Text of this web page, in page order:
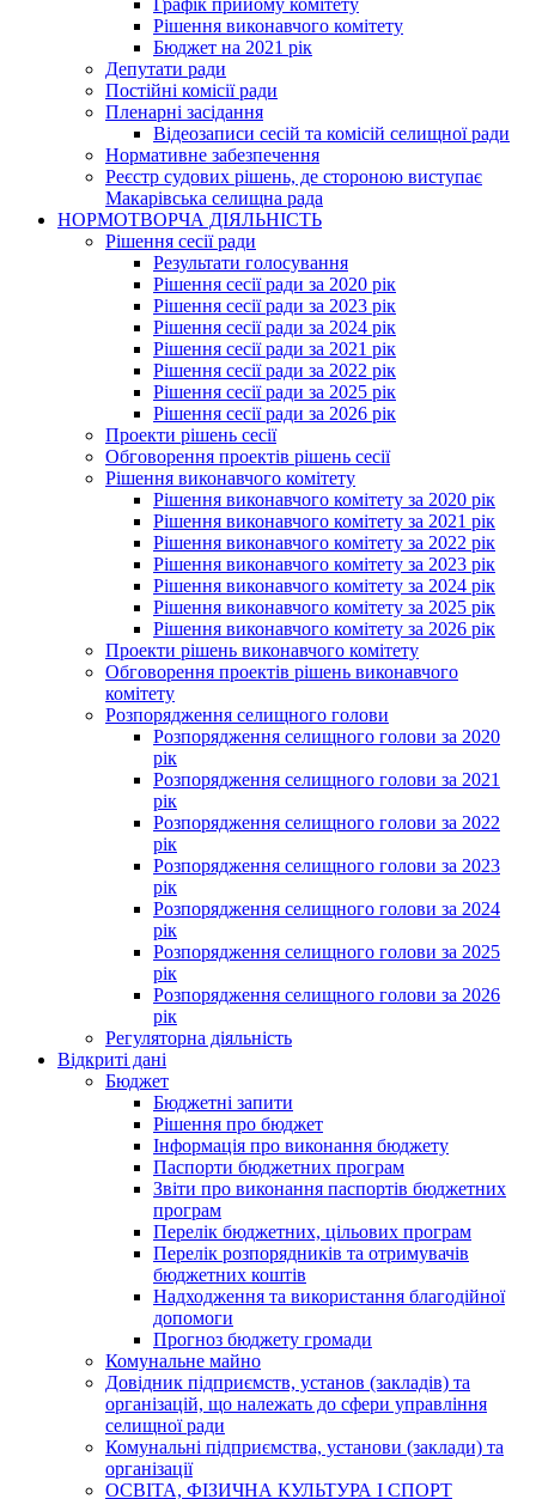
Графік прийому комітету
Рішення виконавчого комітету
Бюджет на 2021 рік
Депутати ради
Постійні комісії ради
Пленарні засідання
Відеозаписи сесій та комісій селищної ради
Нормативне забезпечення
Реєстр судових рішень, де стороною виступає
Макарівська селищна рада
НОРМОТВОРЧА ДІЯЛЬНІСТЬ
Рішення сесії ради
Результати голосування
Рішення сесії ради за 2020 рік
Рішення сесії ради за 2023 рік
Рішення сесії ради за 2024 рік
Рішення сесії ради за 2021 рік
Рішення сесії ради за 2022 рік
Рішення сесії ради за 2025 рік
Рішення сесії ради за 2026 рік
Проекти рішень сесії
Обговорення проектів рішень сесії
Рішення виконавчого комітету
Рішення виконавчого комітету за 2020 рік
Рішення виконавчого комітету за 2021 рік
Рішення виконавчого комітету за 2022 рік
Рішення виконавчого комітету за 2023 рік
Рішення виконавчого комітету за 2024 рік
Рішення виконавчого комітету за 2025 рік
Рішення виконавчого комітету за 2026 рік
Проекти рішень виконавчого комітету
Обговорення проектів рішень виконавчого
комітету
Розпорядження селищного голови
Розпорядження селищного голови за 2020
рік
Розпорядження селищного голови за 2021
рік
Розпорядження селищного голови за 2022
рік
Розпорядження селищного голови за 2023
рік
Розпорядження селищного голови за 2024
рік
Розпорядження селищного голови за 2025
рік
Розпорядження селищного голови за 2026
рік
Регуляторна діяльність
Відкриті дані
Бюджет
Бюджетні запити
Рішення про бюджет
Інформація про виконання бюджету
Паспорти бюджетних програм
Звіти про виконання паспортів бюджетних
програм
Перелік бюджетних, цільових програм
Перелік розпорядників та отримувачів
бюджетних коштів
Надходження та використання благодійної
допомоги
Прогноз бюджету громади
Комунальне майно
Довідник підприємств, установ (закладів) та
організацій, що належать до сфери управління
селищної ради
Комунальні підприємства, установи (заклади) та
організації
ОСВІТА, ФІЗИЧНА КУЛЬТУРА І СПОРТ